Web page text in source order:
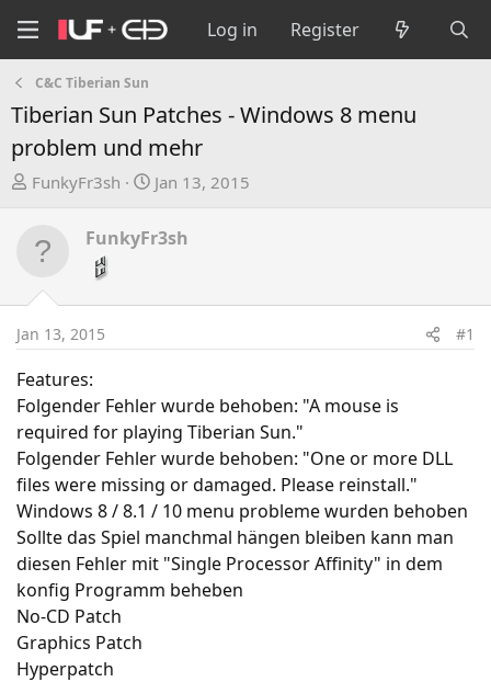
Log in Register
C&C Tiberian Sun
Tiberian Sun Patches - Windows 8 menu
problem und mehr
T
e
d
t
a
r
e
r
FunkyFr3sh
S
a
d
t
Jan 13, 2015
FunkyFr3sh
Jan 13, 2015 #1
Features:
Folgender Fehler wurde behoben: "A mouse is
required for playing Tiberian Sun."
Folgender Fehler wurde behoben: "One or more DLL
files were missing or damaged. Please reinstall."
Windows 8 / 8.1 / 10 menu probleme wurden behoben
Sollte das Spiel manchmal hängen bleiben kann man
diesen Fehler mit "Single Processor Affinity" in dem
konfig Programm beheben
No-CD Patch
Graphics Patch
Hyperpatch